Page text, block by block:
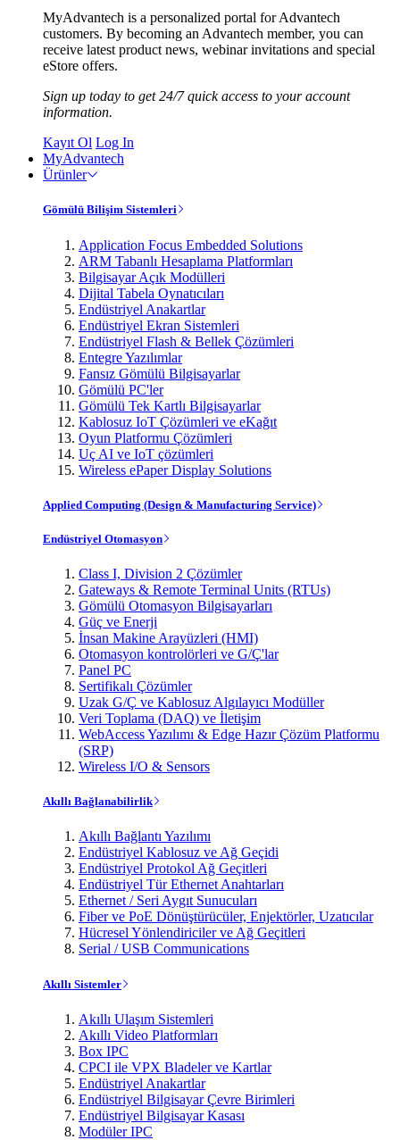
MyAdvantech is a personalized portal for Advantech
customers. By becoming an Advantech member, you can
receive latest product news, webinar invitations and special
eStore offers.
Sign up today to get 24/7 quick access to your account
information.
Kayıt Ol Log In
MyAdvantech
Ürünler
Gömülü Bilişim Sistemleri
Application Focus Embedded Solutions
ARM Tabanlı Hesaplama Platformları
Bilgisayar Açık Modülleri
Dijital Tabela Oynatıcıları
Endüstriyel Anakartlar
Endüstriyel Ekran Sistemleri
Endüstriyel Flash & Bellek Çözümleri
Entegre Yazılımlar
Fansız Gömülü Bilgisayarlar
Gömülü PC'ler
Gömülü Tek Kartlı Bilgisayarlar
Kablosuz IoT Çözümleri ve eKağıt
Oyun Platformu Çözümleri
Uç AI ve IoT çözümleri
Wireless ePaper Display Solutions
Applied Computing (Design & Manufacturing Service)
Endüstriyel Otomasyon
Class I, Division 2 Çözümler
Gateways & Remote Terminal Units (RTUs)
Gömülü Otomasyon Bilgisayarları
Güç ve Enerji
İnsan Makine Arayüzleri (HMI)
Otomasyon kontrolörleri ve G/Ç'lar
Panel PC
Sertifikalı Çözümler
Uzak G/Ç ve Kablosuz Algılayıcı Modüller
Veri Toplama (DAQ) ve İletişim
WebAccess Yazılımı & Edge Hazır Çözüm Platformu
(SRP)
Wireless I/O & Sensors
Akıllı Bağlanabilirlik
Akıllı Bağlantı Yazılımı
Endüstriyel Kablosuz ve Ağ Geçidi
Endüstriyel Protokol Ağ Geçitleri
Endüstriyel Tür Ethernet Anahtarları
Ethernet / Seri Aygıt Sunucuları
Fiber ve PoE Dönüştürücüler, Enjektörler, Uzatıcılar
Hücresel Yönlendiriciler ve Ağ Geçitleri
Serial / USB Communications
Akıllı Sistemler
Akıllı Ulaşım Sistemleri
Akıllı Video Platformları
Box IPC
CPCI ile VPX Bladeler ve Kartlar
Endüstriyel Anakartlar
Endüstriyel Bilgisayar Çevre Birimleri
Endüstriyel Bilgisayar Kasası
Modüler IPC